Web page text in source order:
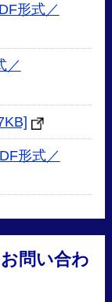
形式／
／
形式／
問い合わ